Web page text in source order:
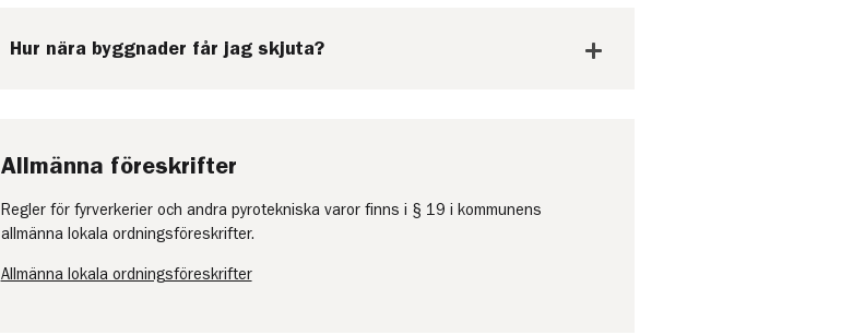
Hur nära byggnader får jag skjuta?
Allmänna föreskrifter
Regler för fyrverkerier och andra pyrotekniska varor finns i § 19 i kommunens
allmänna lokala ordningsföreskrifter.
Allmänna lokala ordningsföreskrifter